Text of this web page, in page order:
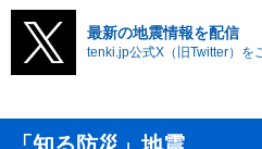
最新の地震情報を配信
tenki.jp公式X（旧Twitter）を